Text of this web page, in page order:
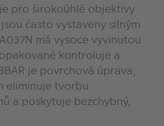
pro širokoúhlé objektivy
často vystaveny silným
má vysoce vyvinutou
kontroluje a
je povrchová úprava,
eliminuje tvorbu
a poskytuje bezchybný,